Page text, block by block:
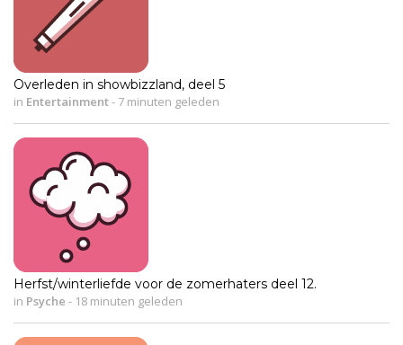
Overleden in showbizzland, deel 5
in Entertainment- 7 minuten geleden
Herfst/winterliefde voor de zomerhaters deel 12.
in Psyche - 18 minuten geleden